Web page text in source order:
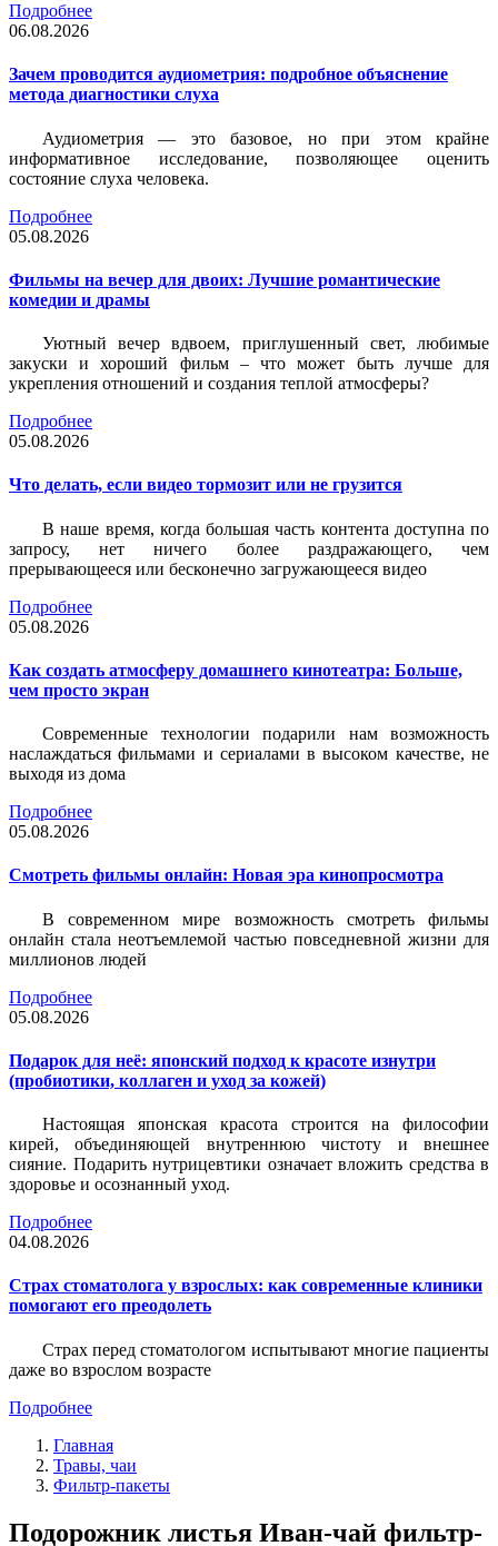
Подробнее
06.08.2026
Зачем проводится аудиометрия: подробное объяснение
метода диагностики слуха
Аудиометрия — это базовое, но при этом крайне
информативное исследование, позволяющее оценить
состояние слуха человека.
Подробнее
05.08.2026
Фильмы на вечер для двоих: Лучшие романтические
комедии и драмы
Уютный вечер вдвоем, приглушенный свет, любимые
закуски и хороший фильм – что может быть лучше для
укрепления отношений и создания теплой атмосферы?
Подробнее
05.08.2026
Что делать, если видео тормозит или не грузится
В наше время, когда большая часть контента доступна по
запросу, нет ничего более раздражающего, чем
прерывающееся или бесконечно загружающееся видео
Подробнее
05.08.2026
Как создать атмосферу домашнего кинотеатра: Больше,
чем просто экран
Современные технологии подарили нам возможность
наслаждаться фильмами и сериалами в высоком качестве, не
выходя из дома
Подробнее
05.08.2026
Смотреть фильмы онлайн: Новая эра кинопросмотра
В современном мире возможность смотреть фильмы
онлайн стала неотъемлемой частью повседневной жизни для
миллионов людей
Подробнее
05.08.2026
Подарок для неё: японский подход к красоте изнутри
(пробиотики, коллаген и уход за кожей)
Настоящая японская красота строится на философии
кирей, объединяющей внутреннюю чистоту и внешнее
сияние. Подарить нутрицевтики означает вложить средства в
здоровье и осознанный уход.
Подробнее
04.08.2026
Страх стоматолога у взрослых: как современные клиники
помогают его преодолеть
Страх перед стоматологом испытывают многие пациенты
даже во взрослом возрасте
Подробнее
Главная
Травы, чаи
Фильтр-пакеты
Подорожник листья Иван-чай фильтр-